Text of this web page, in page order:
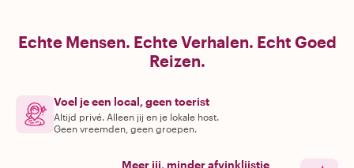
Echte Mensen. Echte Verhalen. Echt Goed
Reizen.
Voel je een local, geen toerist
Altijd privé. Alleen jij en je lokale host.
Geen vreemden, geen groepen.
Meer jij, minder afvinklijstje